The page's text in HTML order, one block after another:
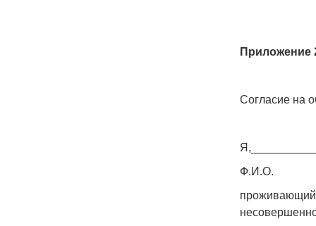
Приложение
Согласие на
Ф.И.О.